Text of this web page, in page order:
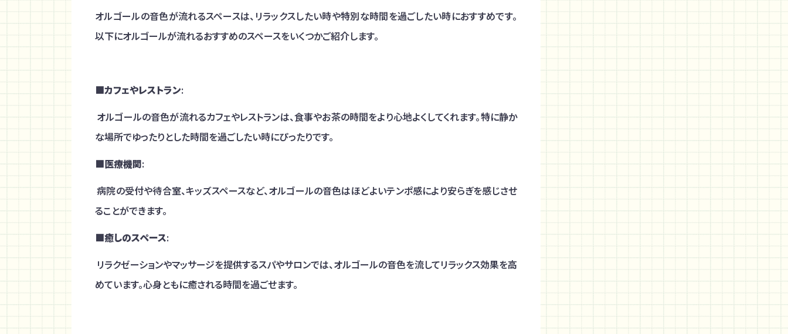
オルゴールの音色が流れるスペースは、リラックスしたい時や特別な時間を過ごしたい時におすすめです。
以下にオルゴールが流れるおすすめのスペースをいくつかご紹介します。
■カフェやレストラン:
オルゴールの音色が流れるカフェやレストランは、食事やお茶の時間をより心地よくしてくれます。特に静か
な場所でゆったりとした時間を過ごしたい時にぴったりです。
■医療機関:
病院の受付や待合室、キッズスペースなど、オルゴールの音色はほどよいテンポ感により安らぎを感じさせ
ることができます。
■癒しのスペース:
リラクゼーションやマッサージを提供するスパやサロンでは、オルゴールの音色を流してリラックス効果を高
めています。心身ともに癒される時間を過ごせます。